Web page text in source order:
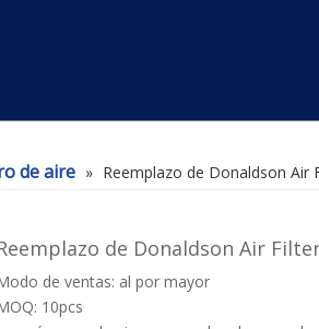
de aire » Reemplazo de Donaldson Air
de Donaldson Air
de ventas: al por mayor
10pcs